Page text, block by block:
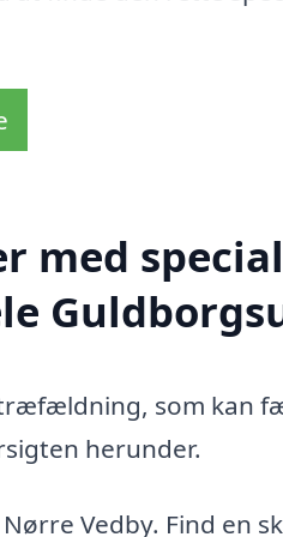
med
som kan
herunder.
Vedby. Find en